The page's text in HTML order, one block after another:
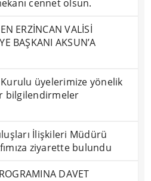
cennet olsun.
ERZİNCAN VALİSİ
BAŞKANI AKSUN’A
üyelerimize yönelik
bilgilendirmeler
İlişkileri Müdürü
ziyarette bulundu
DAVET